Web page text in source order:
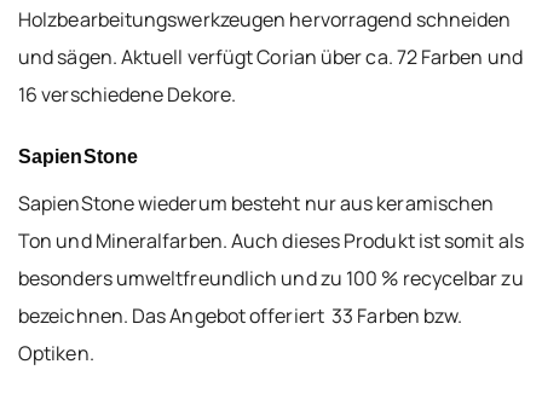
Holzbearbeitungswerkzeugen hervorragend schneiden
und sägen. Aktuell verfügt Corian über ca. 72 Farben und
16 verschiedene Dekore.
SapienStone
SapienStone wiederum besteht nur aus keramischen
Ton und Mineralfarben. Auch dieses Produkt ist somit als
besonders umweltfreundlich und zu 100 % recycelbar zu
bezeichnen. Das Angebot offeriert 33 Farben bzw.
Optiken.